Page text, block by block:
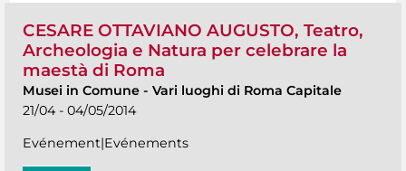
CESARE OTTAVIANO AUGUSTO, Teatro,
Archeologia e Natura per celebrare la
maestà di Roma
Musei in Comune - Vari luoghi di Roma Capitale
21/04 - 04/05/2014
Evénement|Evénements